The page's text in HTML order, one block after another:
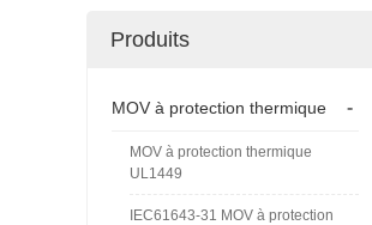
Produits
-
MOV à protection thermique
MOV à protection thermique
UL1449
IEC61643-31 MOV à protection